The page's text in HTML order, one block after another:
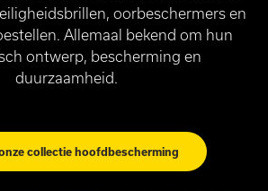
oorbeschermers en
Allemaal bekend om hun
ontwerp, bescherming en
duurzaamheid.
collectie hoofdbescherming